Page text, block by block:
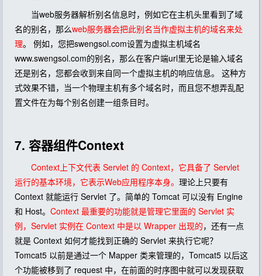
当web服务器解析别名信息时，例如它在主机头里看到了域
名的别名，那么web服务器会把此别名当作虚拟主机的域名来处
理。 例如，您把swengsol.com设置为虚拟主机域名
www.swengsol.com的别名，那么在客户端url里无论是输入域名
还是别名，您都会收到来自同一个虚拟主机的响应信息。 这种方
式效果不错，当一个物理主机有多个域名时，而且您不想弄乱配
置文件在为每个别名创建一组条目时。
7. 容器组件Context
Context上下文代表 Servlet 的 Context，它具备了 Servlet
运行的基本环境，它表示Web应用程序本身。 理论上只要有
Context 就能运行 Servlet 了。简单的 Tomcat 可以没有 Engine
和 Host。 Context 最重要的功能就是管理它里面的 Servlet 实
例，Servlet 实例在 Context 中是以 Wrapper 出现的，还有一点
就是 Context 如何才能找到正确的 Servlet 来执行它呢？
Tomcat5 以前是通过一个 Mapper 类来管理的，Tomcat5 以后这
个功能被移到了 request 中，在前面的时序图中就可以发现获取